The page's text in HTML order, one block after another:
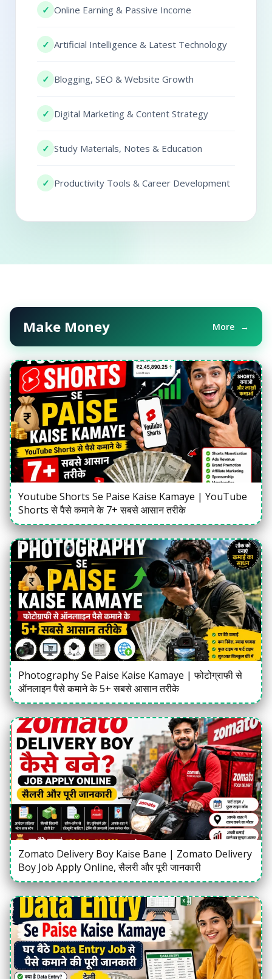
✓ Online Earning & Passive Income
✓ Artificial Intelligence & Latest Technology
✓ Blogging, SEO & Website Growth
✓ Digital Marketing & Content Strategy
✓ Study Materials, Notes & Education
✓ Productivity Tools & Career Development
Make Money More →
Youtube Shorts Se Paise Kaise Kamaye | YouTube
Shorts से पैसे कमाने के 7+ सबसे आसान तरीके
Photography Se Paise Kaise Kamaye | फोटोग्राफी से
ऑनलाइन पैसे कमाने के 5+ सबसे आसान तरीके
Zomato Delivery Boy Kaise Bane | Zomato Delivery
Boy Job Apply Online, सैलरी और पूरी जानकारी